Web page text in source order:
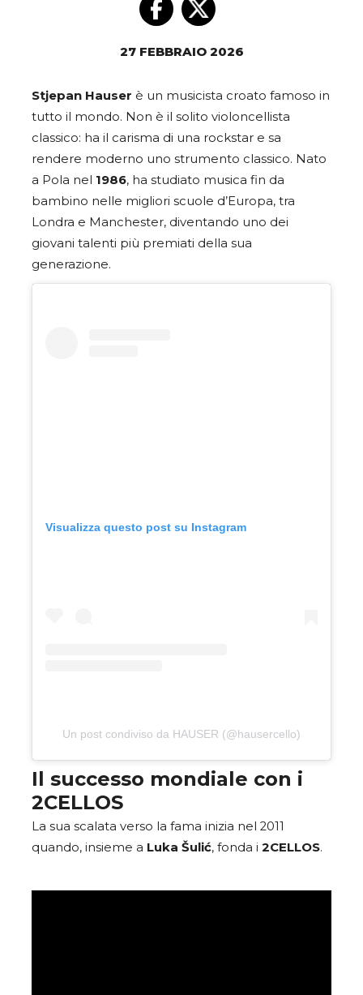
27 FEBBRAIO 2026
Stjepan Hauser è un musicista croato famoso in
tutto il mondo. Non è il solito violoncellista
classico: ha il carisma di una rockstar e sa
rendere moderno uno strumento classico. Nato
a Pola nel 1986, ha studiato musica fin da
bambino nelle migliori scuole d’Europa, tra
Londra e Manchester, diventando uno dei
giovani talenti più premiati della sua
generazione.
Visualizza questo post su Instagram
Un post condiviso da HAUSER (@hausercello)
Il successo mondiale con i
2CELLOS
La sua scalata verso la fama inizia nel 2011
quando, insieme a Luka Šulić, fonda i 2CELLOS.